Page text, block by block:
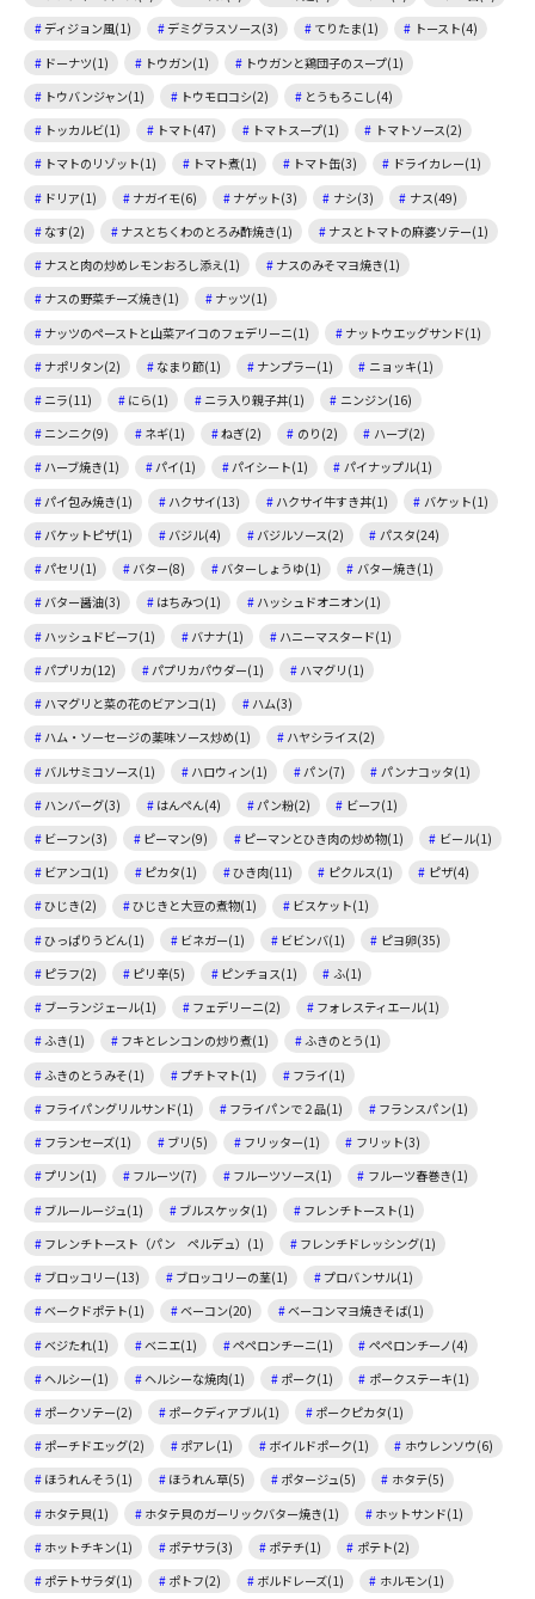
ディジョン風(1)
デミグラスソース(3) てりたま(1)
トースト(4)
ドーナツ(1)
トウガン(1)
トウガンと鶏団子のスープ(1)
トウバンジャン(1)
トウモロコシ(2)
とうもろこし(4)
トッカルビ(1)
トマト(47) トマトスープ(1)
トマトソース(2)
トマトのリゾット(1)
トマト煮(1) トマト缶(3)
ドライカレー(1)
ドリア(1)
ナガイモ(6) ナゲット(3) ナシ(3)
ナス(49)
なす(2)
ナスとちくわのとろみ酢焼き(1)
ナスとトマトの麻婆ソテー(1)
ナスと肉の炒めレモンおろし添え(1)
ナスのみそマヨ焼き(1)
ナスの野菜チーズ焼き(1)
ナッツ(1)
ナッツのペーストと山菜アイコのフェデリーニ(1)
ナットウエッグサンド(1)
ナポリタン(2)
なまり節(1) ナンプラー(1)
ニョッキ(1)
ニラ(11)
にら(1) ニラ入り親子丼(1)
ニンジン(16)
ニンニク(9)
ネギ(1) ねぎ(2) のり(2)
ハーブ(2)
ハーブ焼き(1)
パイ(1) パイシート(1)
パイナップル(1)
パイ包み焼き(1)
ハクサイ(13) ハクサイ牛すき丼(1)
バケット(1)
バケットピザ(1)
バジル(4) バジルソース(2)
パスタ(24)
パセリ(1)
バター(8) バターしょうゆ(1)
バター焼き(1)
バター醤油(3)
はちみつ(1)
ハッシュドオニオン(1)
ハッシュドビーフ(1)
バナナ(1)
ハニーマスタード(1)
パプリカ(12)
パプリカパウダー(1)
ハマグリ(1)
ハマグリと菜の花のビアンコ(1)
ハム(3)
ハム・ソーセージの薬味ソース炒め(1)
ハヤシライス(2)
バルサミコソース(1)
ハロウィン(1) パン(7)
パンナコッタ(1)
ハンバーグ(3)
はんぺん(4) パン粉(2)
ビーフ(1)
ビーフン(3)
ピーマン(9) ピーマンとひき肉の炒め物(1)
ビール(1)
ビアンコ(1)
ピカタ(1) ひき肉(11) ピクルス(1)
ピザ(4)
ひじき(2)
ひじきと大豆の煮物(1)
ビスケット(1)
ひっぱりうどん(1)
ビネガー(1) ビビンバ(1)
ピヨ卵(35)
ピラフ(2)
ピリ辛(5) ピンチョス(1)
ふ(1)
ブーランジェール(1)
フェデリーニ(2)
フォレスティエール(1)
ふき(1)
フキとレンコンの炒り煮(1)
ふきのとう(1)
ふきのとうみそ(1)
プチトマト(1)
フライ(1)
フライパングリルサンド(1)
フライパンで２品(1)
フランスパン(1)
フランセーズ(1)
ブリ(5) フリッター(1)
フリット(3)
プリン(1)
フルーツ(7) フルーツソース(1)
フルーツ春巻き(1)
ブルールージュ(1)
ブルスケッタ(1)
フレンチトースト(1)
フレンチトースト（パン ペルデュ）(1)
フレンチドレッシング(1)
ブロッコリー(13)
ブロッコリーの茎(1)
プロバンサル(1)
ベークドポテト(1)
ベーコン(20)
ベーコンマヨ焼きそば(1)
ベジたれ(1)
ベニエ(1) ペペロンチーニ(1)
ペペロンチーノ(4)
ヘルシー(1)
ヘルシーな焼肉(1) ポーク(1)
ポークステーキ(1)
ポークソテー(2)
ポークディアブル(1)
ポークピカタ(1)
ポーチドエッグ(2)
ポアレ(1) ボイルドポーク(1)
ホウレンソウ(6)
ほうれんそう(1)
ほうれん草(5) ポタージュ(5)
ホタテ(5)
ホタテ貝(1)
ホタテ貝のガーリックバター焼き(1)
ホットサンド(1)
ホットチキン(1)
ポテサラ(3) ポテチ(1)
ポテト(2)
ポテトサラダ(1)
ポトフ(2) ボルドレーズ(1)
ホルモン(1)